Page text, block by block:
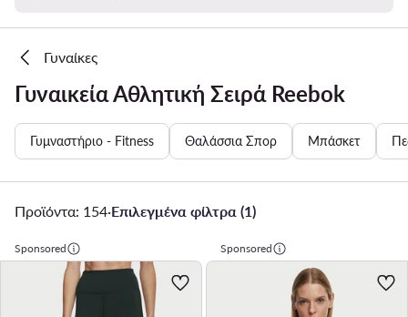
Γυναίκες
Γυναικεία Αθλητική Σειρά Reebok
Γυμναστήριο - Fitness Θαλάσσια Σπορ Μπάσκετ
Προϊόντα: 154·Επιλεγμένα φίλτρα (1)
Sponsored Sponsored